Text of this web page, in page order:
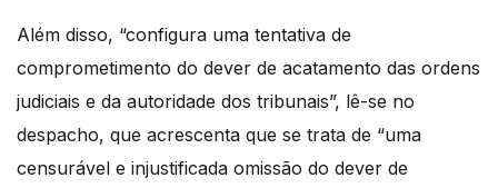
Além disso, “configura uma tentativa de
comprometimento do dever de acatamento das ordens
judiciais e da autoridade dos tribunais”, lê-se no
despacho, que acrescenta que se trata de “uma
censurável e injustificada omissão do dever de